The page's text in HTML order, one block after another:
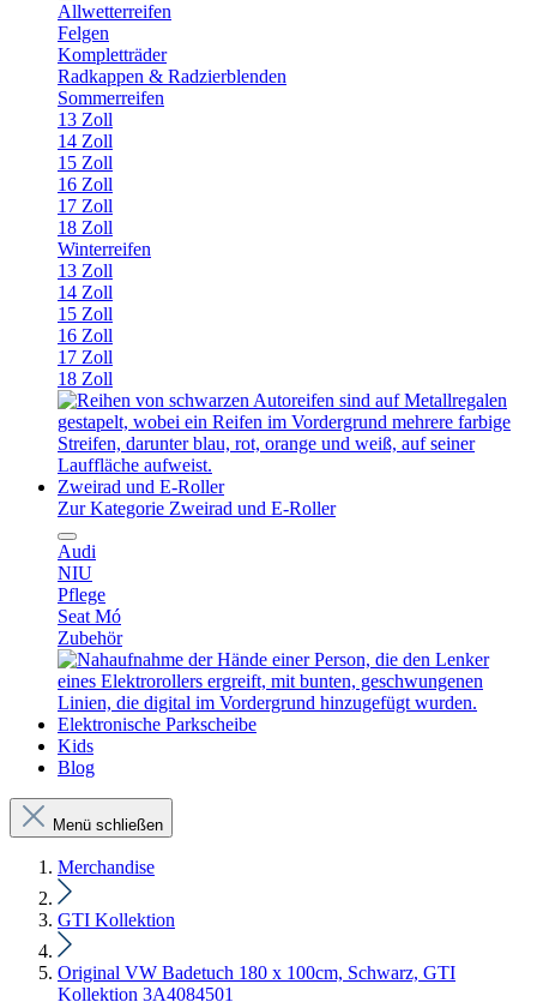
Allwetterreifen
Felgen
Kompletträder
Radkappen & Radzierblenden
Sommerreifen
13 Zoll
14 Zoll
15 Zoll
16 Zoll
17 Zoll
18 Zoll
Winterreifen
13 Zoll
14 Zoll
15 Zoll
16 Zoll
17 Zoll
18 Zoll
Zweirad und E-Roller
Zur Kategorie Zweirad und E-Roller
Audi
NIU
Pflege
Seat Mó
Zubehör
Elektronische Parkscheibe
Kids
Blog
Menü schließen
Merchandise
GTI Kollektion
Original VW Badetuch 180 x 100cm, Schwarz, GTI
Kollektion 3A4084501